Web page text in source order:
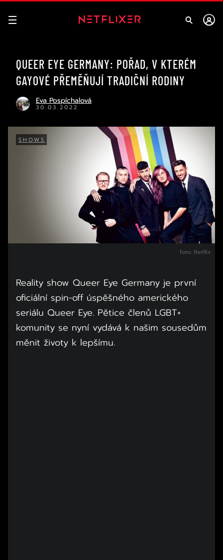
QUEER EYE GERMANY: POŘAD, V KTERÉM
GAYOVÉ PŘEMĚŇUJÍ TRADIČNÍ RODINY
Eva Pospíchalová
30.03.2022
SHOWS
foto: Netflix
Reality show Queer Eye Germany je první
oficiální spin-off úspěšného amerického
seriálu Queer Eye. Pětice členů LGBT+
komunity se nyní vydává k našim sousedům
měnit životy k lepšímu.